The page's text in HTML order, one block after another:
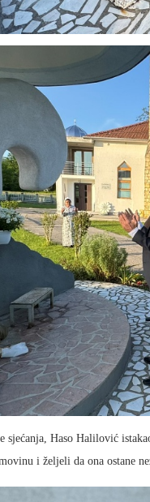
sjećanja, Haso Halilović
i željeli da ona ostane